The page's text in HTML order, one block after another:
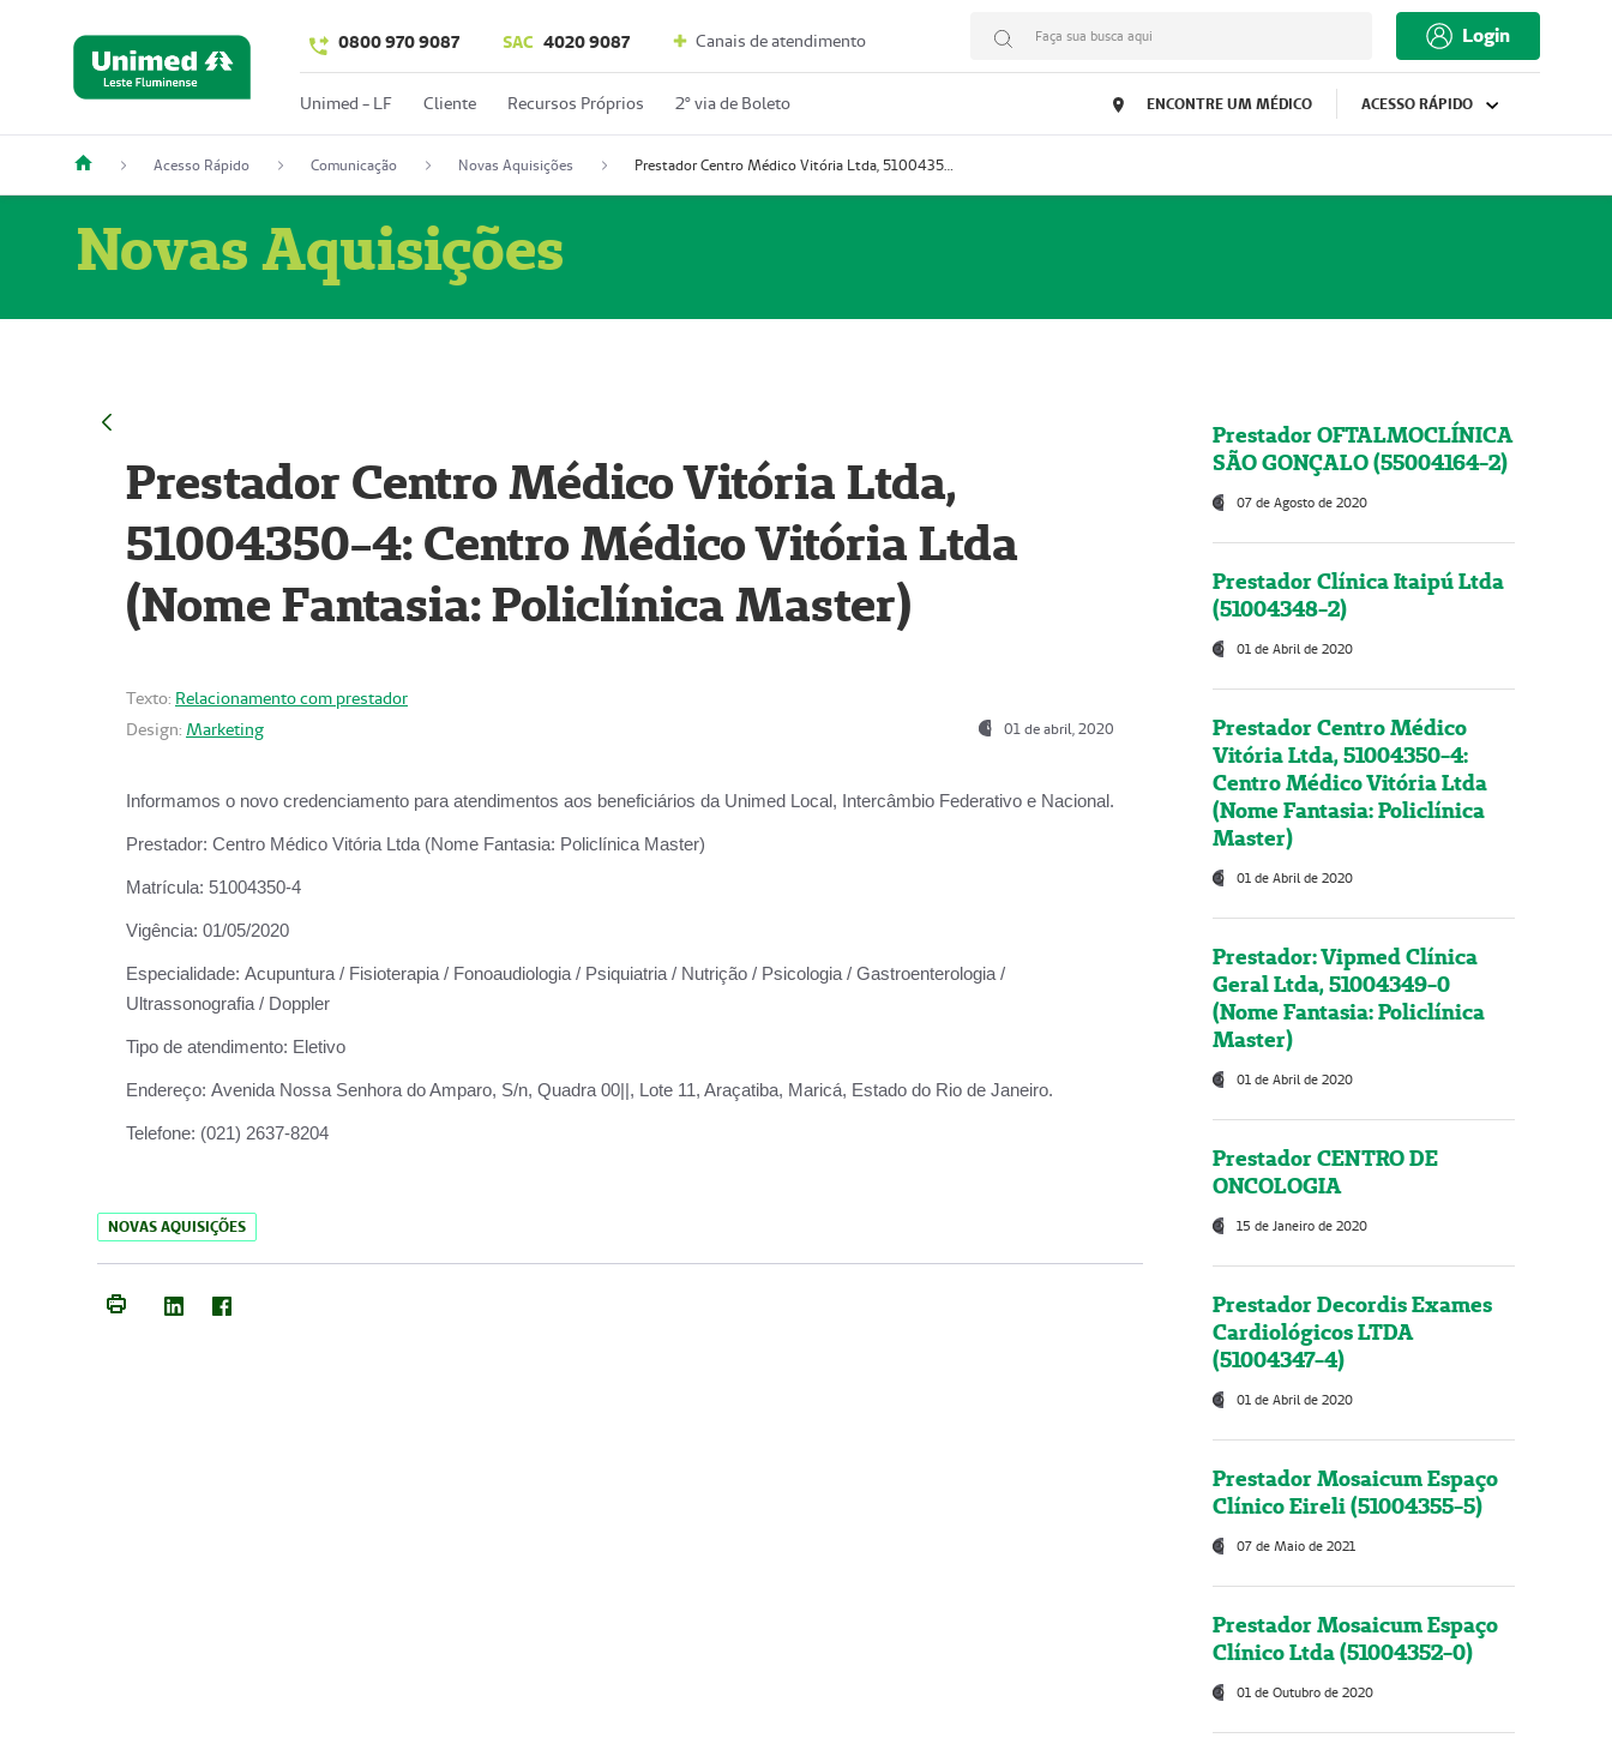
0800 970 9087 SAC 4020 9087 Canais de atendimento Faça sua busca aqui Login
Unimed - LF Cliente Recursos Próprios 2º via de Boleto ENCONTRE UM MÉDICO ACESSO RÁPIDO
Acesso Rápido Comunicação Novas Aquisições Prestador Centro Médico Vitória Ltda, 51004350-4: Centro Médico Vitória Ltda (Nome Fantasia: Policlínica Master)
Novas Aquisições
Prestador Centro Médico Vitória Ltda,
51004350-4: Centro Médico Vitória Ltda
(Nome Fantasia: Policlínica Master)
Texto: Relacionamento com prestador
Design: Marketing 01 de abril, 2020
Informamos o novo credenciamento para atendimentos aos beneficiários da Unimed Local, Intercâmbio Federativo e Nacional.
Prestador: Centro Médico Vitória Ltda (Nome Fantasia: Policlínica Master)
Matrícula: 51004350-4
Vigência: 01/05/2020
Especialidade: Acupuntura / Fisioterapia / Fonoaudiologia / Psiquiatria / Nutrição / Psicologia / Gastroenterologia /
Ultrassonografia / Doppler
Tipo de atendimento: Eletivo
Endereço: Avenida Nossa Senhora do Amparo, S/n, Quadra 00||, Lote 11, Araçatiba, Maricá, Estado do Rio de Janeiro.
Telefone: (021) 2637-8204
NOVAS AQUISIÇÕES
Prestador OFTALMOCLÍNICA
SÃO GONÇALO (55004164-2)
07 de Agosto de 2020
Prestador Clínica Itaipú Ltda
(51004348-2)
01 de Abril de 2020
Prestador Centro Médico
Vitória Ltda, 51004350-4:
Centro Médico Vitória Ltda
(Nome Fantasia: Policlínica
Master)
01 de Abril de 2020
Prestador: Vipmed Clínica
Geral Ltda, 51004349-0
(Nome Fantasia: Policlínica
Master)
01 de Abril de 2020
Prestador CENTRO DE
ONCOLOGIA
15 de Janeiro de 2020
Prestador Decordis Exames
Cardiológicos LTDA
(51004347-4)
01 de Abril de 2020
Prestador Mosaicum Espaço
Clínico Eireli (51004355-5)
07 de Maio de 2021
Prestador Mosaicum Espaço
Clínico Ltda (51004352-0)
01 de Outubro de 2020